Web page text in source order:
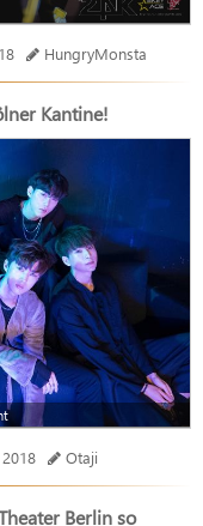
HungryMonsta
Kantine!
Otaji
Berlin so